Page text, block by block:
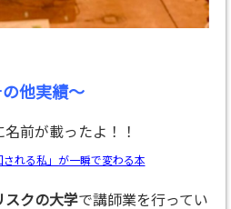
他実績～
名前が載ったよ！！
される私」が一瞬で変わる本
スクの大学で講師業を行ってい